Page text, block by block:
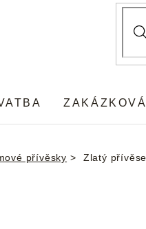
přívěsky Zlatý